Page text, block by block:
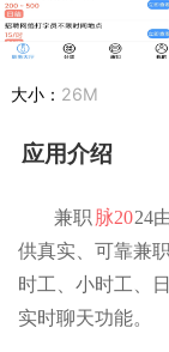
大小： 26M
应用介绍
兼职 脉2024
供真实、可靠兼职
时工、小时工、
实时聊天功能。